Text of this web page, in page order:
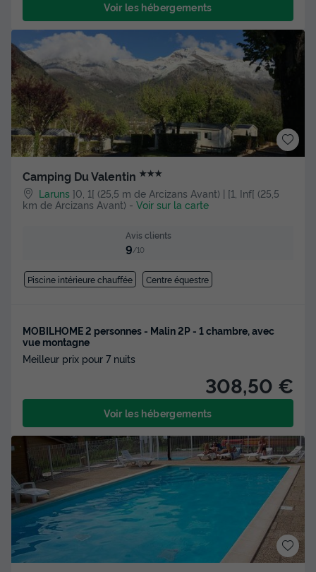
Voir les hébergements
Camping Du Valentin ★★★
Laruns ]0, 1[ (25,5 m de Arcizans Avant) | [1, Inf[ (25,5
km de Arcizans Avant) - Voir sur la carte
Avis clients
9/10
Piscine intérieure chauffée Centre équestre
MOBILHOME 2 personnes - Malin 2P - 1 chambre, avec
vue montagne
Meilleur prix pour 7 nuits
308,50 €
Voir les hébergements